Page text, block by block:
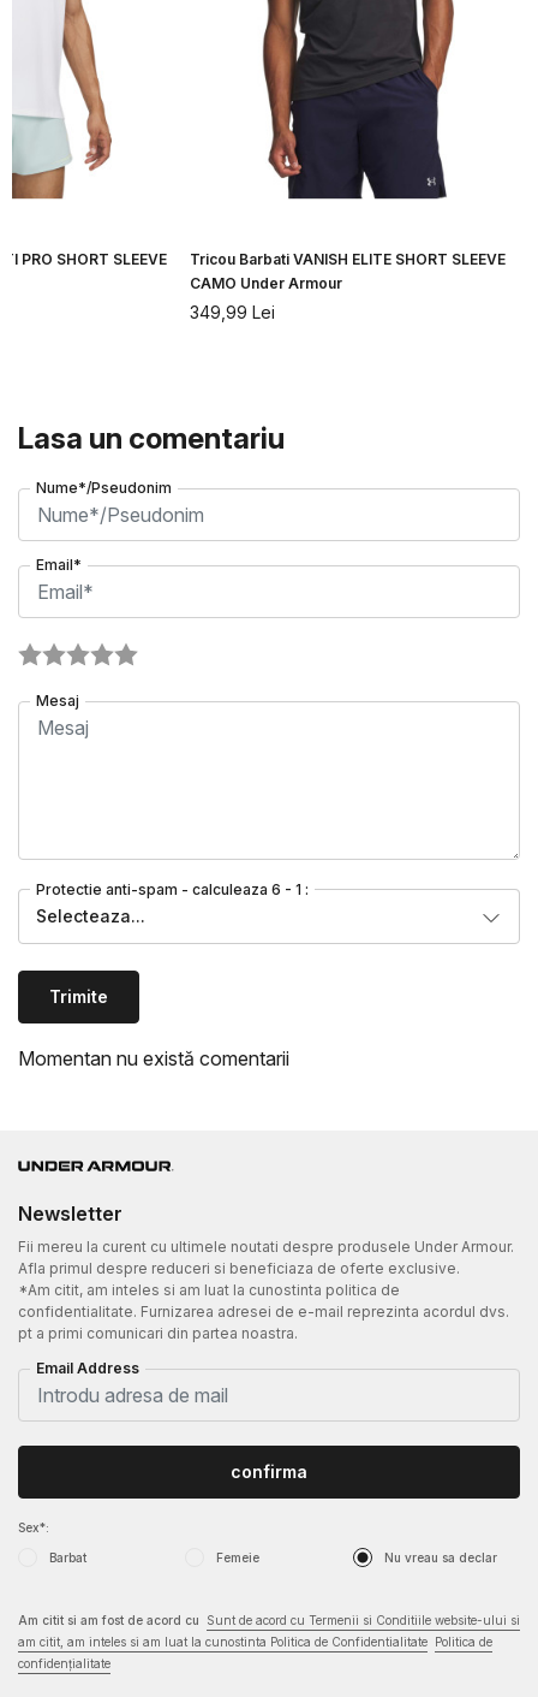
PRO SHORT SLEEVE
Tricou Barbati VANISH ELITE SHORT SLEEVE
CAMO Under Armour
349,99 Lei
Lasa un comentariu
Nume*/Pseudonim
Email*
Mesaj
Protectie anti-spam - calculeaza 6 - 1 :
Selecteaza...
Trimite
Momentan nu există comentarii
Newsletter
Fii mereu la curent cu ultimele noutati despre produsele Under Armour.
Afla primul despre reduceri si beneficiaza de oferte exclusive.
*Am citit, am inteles si am luat la cunostinta politica de
confidentialitate. Furnizarea adresei de e-mail reprezinta acordul dvs.
pt a primi comunicari din partea noastra.
Email Address
Sex*:
Barbat Femeie Nu vreau sa declar
confirma
Am citit si am fost de acord cu
Sunt de acord cu Termenii si Conditiile website-ului si
am citit, am inteles si am luat la cunostinta Politica de Confidentialitate
Politica de
confidențialitate